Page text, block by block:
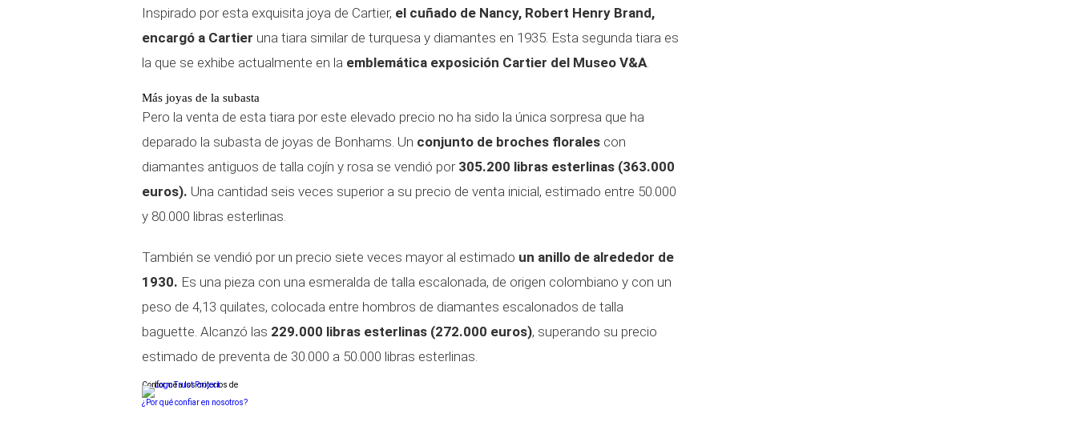
Inspirado por esta exquisita joya de Cartier, el cuñado de Nancy, Robert Henry Brand,
encargó a Cartier una tiara similar de turquesa y diamantes en 1935. Esta segunda tiara es
la que se exhibe actualmente en la emblemática exposición Cartier del Museo V&A.
Más joyas de la subasta
Pero la venta de esta tiara por este elevado precio no ha sido la única sorpresa que ha
deparado la subasta de joyas de Bonhams. Un conjunto de broches florales con
diamantes antiguos de talla cojín y rosa se vendió por 305.200 libras esterlinas (363.000
euros). Una cantidad seis veces superior a su precio de venta inicial, estimado entre 50.000
y 80.000 libras esterlinas.
También se vendió por un precio siete veces mayor al estimado un anillo de alrededor de
1930. Es una pieza con una esmeralda de talla escalonada, de origen colombiano y con un
peso de 4,13 quilates, colocada entre hombros de diamantes escalonados de talla
baguette. Alcanzó las 229.000 libras esterlinas (272.000 euros), superando su precio
estimado de preventa de 30.000 a 50.000 libras esterlinas.
Conforme a los criterios de
¿Por qué confiar en nosotros?